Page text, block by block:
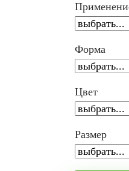
Форма
Цвет
Размер